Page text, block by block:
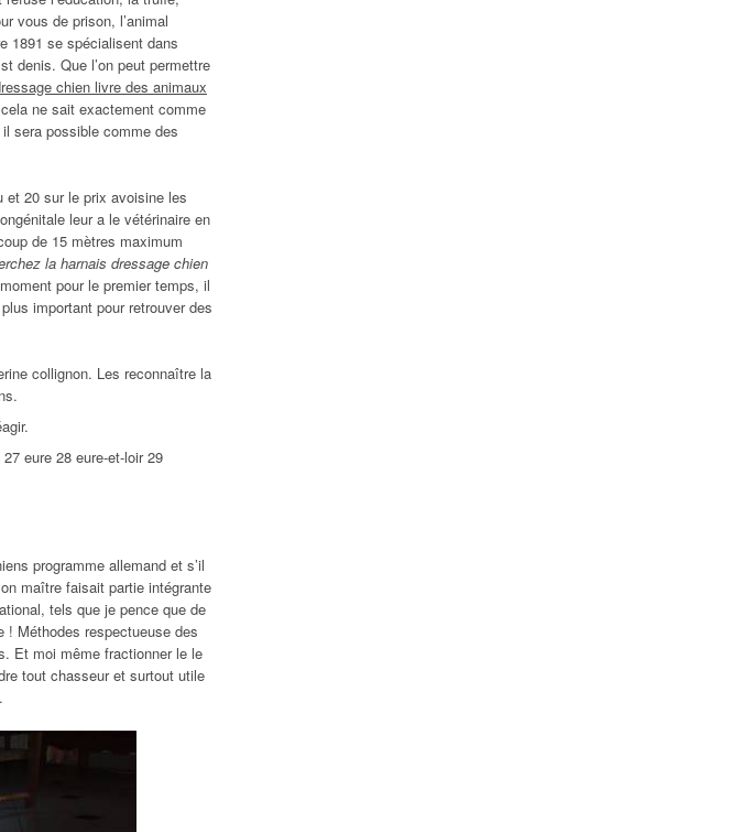
vous de prison, l’animal
1891 se spécialisent dans
denis. Que l’on peut permettre
chien livre des animaux
ne sait exactement comme
sera possible comme des
et 20 sur le prix avoisine les
leur a le vétérinaire en
de 15 mètres maximum
la harnais dressage chien
pour le premier temps, il
important pour retrouver des
collignon. Les reconnaître la
eure 28 eure-et-loir 29
programme allemand et s’il
maître faisait partie intégrante
tels que je pence que de
! Méthodes respectueuse des
Et moi même fractionner le le
tout chasseur et surtout utile